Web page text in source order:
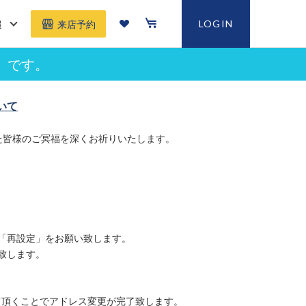
来店予約 LOGIN
す。
て
様のご冥福を深くお祈りいたします。
設定」をお願い致します。
ます。
ことでアドレス変更が完了致します。